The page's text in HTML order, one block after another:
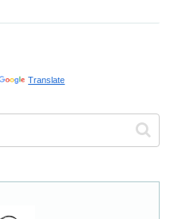
Translate